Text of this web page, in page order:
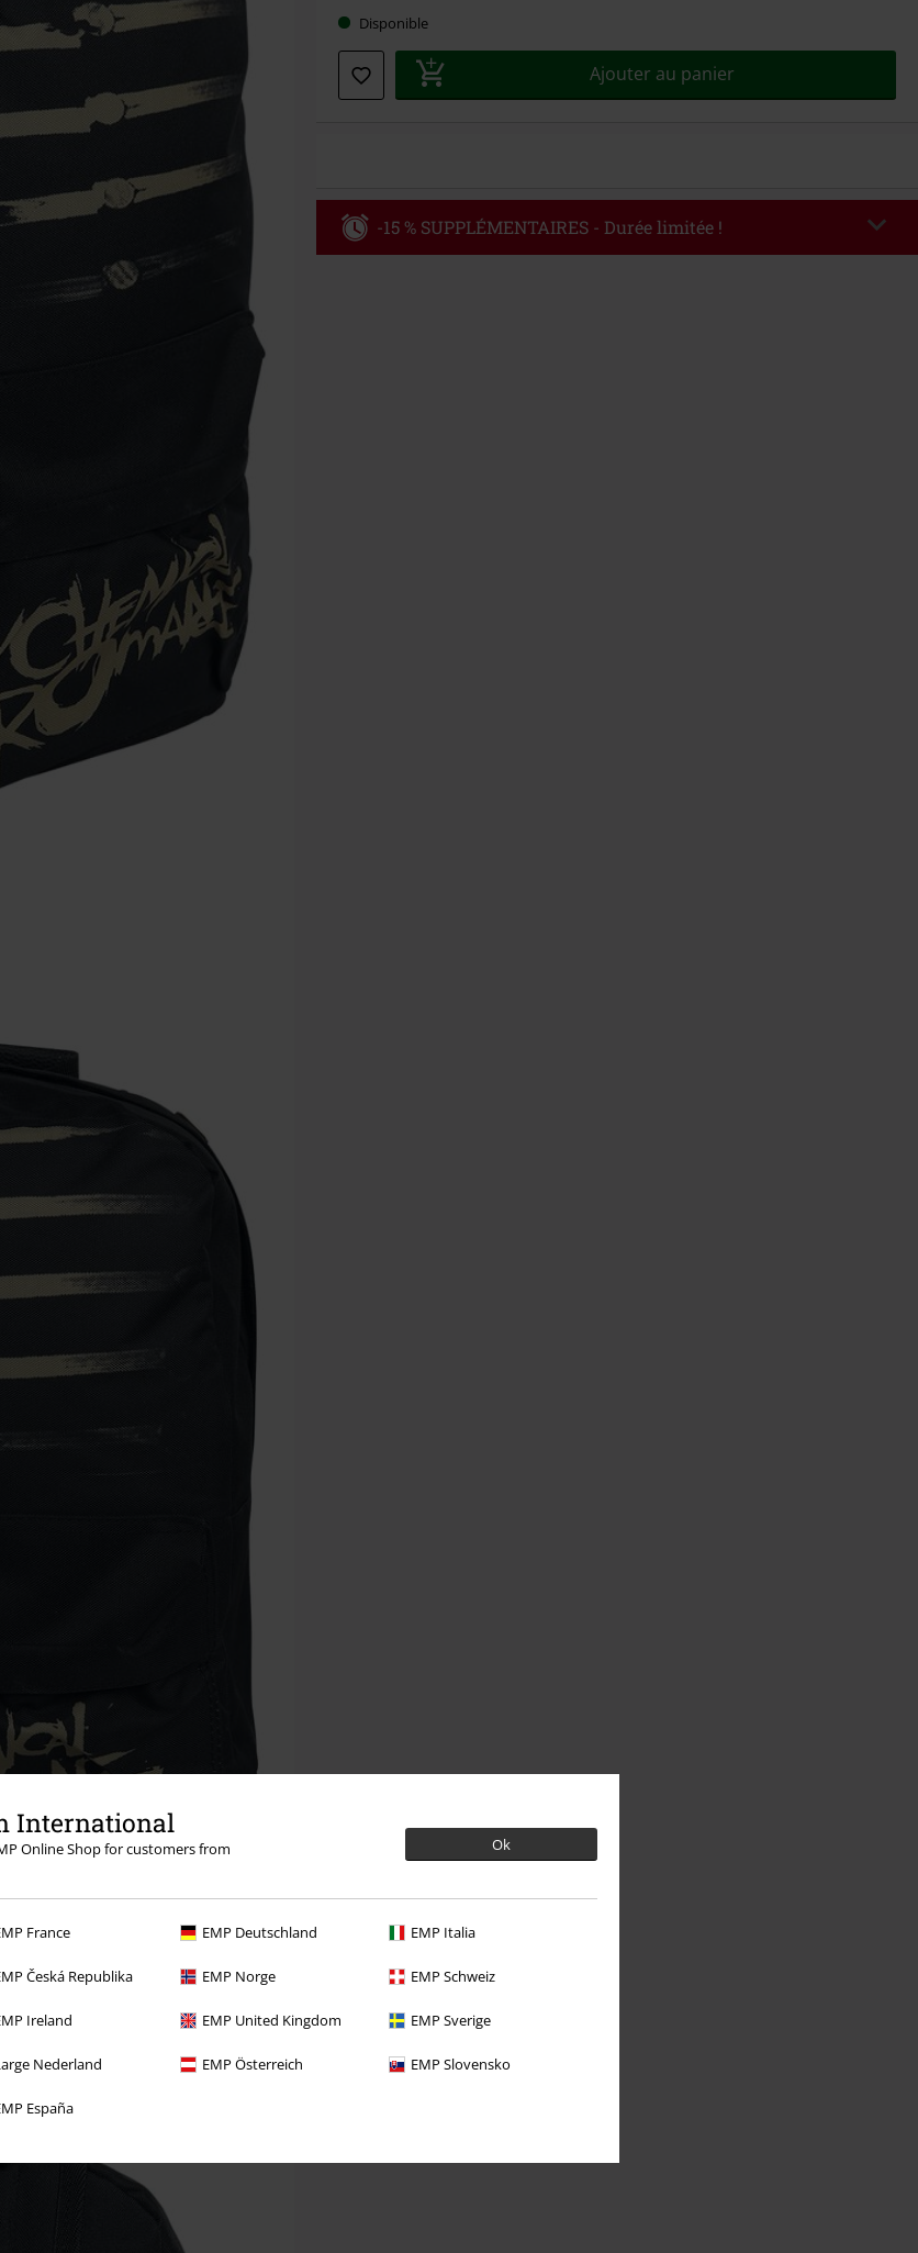
International
Online Shop for customers from
Ok
France EMP Deutschland EMP Italia
Česká Republika EMP Norge EMP Schweiz
Ireland EMP United Kingdom EMP Sverige
Nederland EMP Österreich EMP Slovensko
España
Choisissez
votre
taille
Disponible
Ajouter au panier
-15 % SUPPLÉMENTAIRES - Durée limitée !